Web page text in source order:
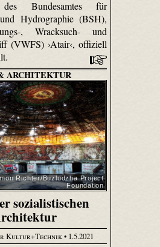
Bundesamtes für
Hydrographie (BSH),
, Wracksuch- und
(VWFS) ›Atair‹, offiziell
ARCHITEKTUR
Richter/Buzludzha Project
Foundation
sozialistischen
Kultur+Technik• 1.5.2021